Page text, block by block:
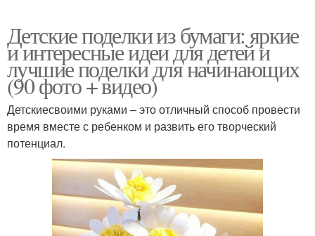
Детские поделки из бумаги: яркие
и интересные идеи для детей и
лучшие поделки для начинающих
(90 фото + видео)
Детскиесвоими руками – это отличный способ провести
время вместе с ребенком и развить его творческий
потенциал.